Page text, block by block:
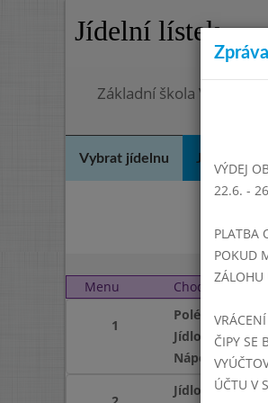
Jídelní lístek
Základní škola Vrbno
Vybrat jídelnu Jídelní lístek
Menu
Chod
1
Polévka
Jídlo
Nápoj
Jídlo
VÝDEJ
22.6. -
PLATBA
POKUD
ZÁLOHU
ČIPY SE
ÚČTU V